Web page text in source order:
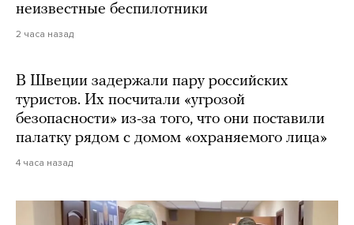
неизвестные беспилотники
2 часа назад
В Швеции задержали пару российских
туристов. Их посчитали «угрозой
безопасности» из-за того, что они поставили
палатку рядом с домом «охраняемого лица»
4 часа назад